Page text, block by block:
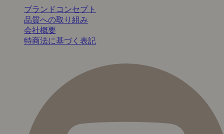
ブランドコンセプト
品質への取り組み
会社概要
特商法に基づく表記